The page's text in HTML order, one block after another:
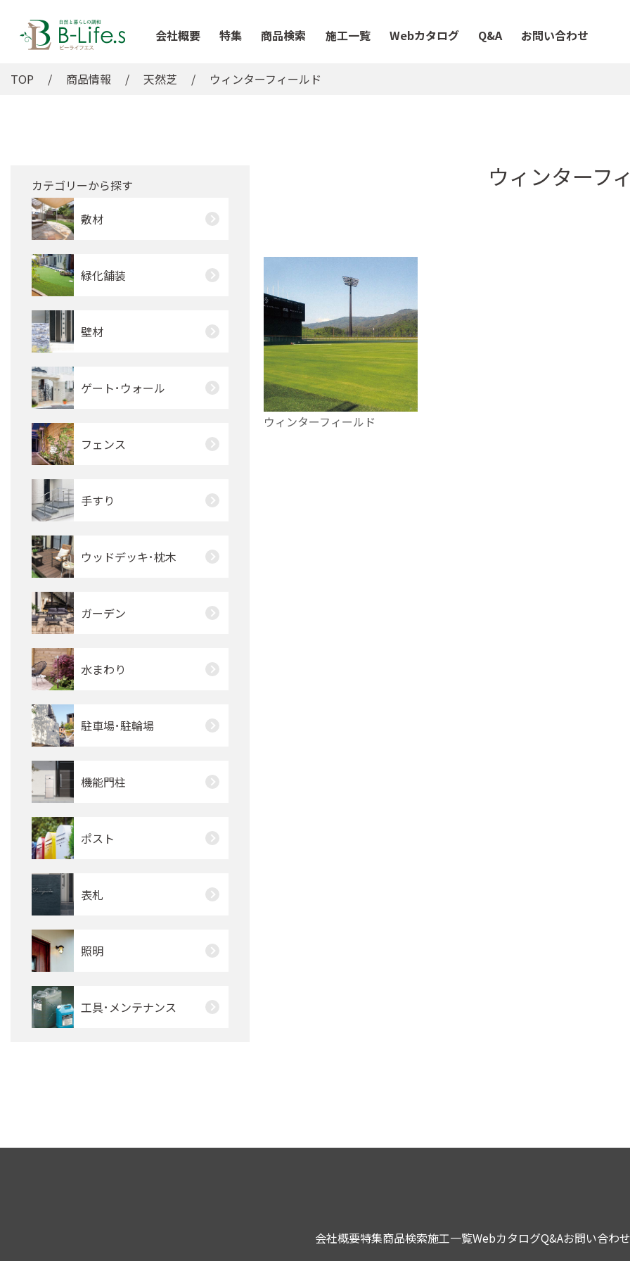
会社概要 特集 商品検索 施工一覧 Webカタログ Q&A お問い合わせ
TOP 商品情報 天然芝 ウィンターフィールド
カテゴリーから探す
敷材
緑化舗装
壁材
ゲート･ウォール
フェンス
手すり
ウッドデッキ･枕木
ガーデン
水まわり
駐車場･駐輪場
機能門柱
ポスト
表札
照明
工具･メンテナンス
ウィンターフ
ウィンターフィールド
会社概要特集商品検索施工一覧WebカタログQ&Aお問い合わせ